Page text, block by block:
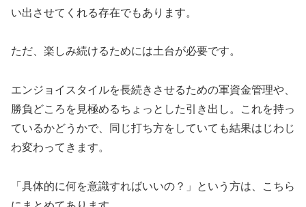
い出させてくれる存在でもあります。
ただ、楽しみ続けるためには土台が必要です。
エンジョイスタイルを長続きさせるための軍資金管理や、
勝負どころを見極めるちょっとした引き出し。これを持っ
ているかどうかで、同じ打ち方をしていても結果はじわじ
わ変わってきます。
「具体的に何を意識すればいいの？」という方は、こちら